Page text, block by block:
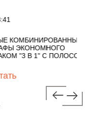
ЭКОНОМНОГО
"3 В 1" С ПОЛОСОЙ